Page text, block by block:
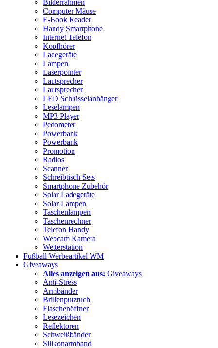
Bilderrahmen
Computer Mäuse
E-Book Reader
Handy Smartphone
Internet Telefon
Kopfhörer
Ladegeräte
Lampen
Laserpointer
Lautsprecher
Lautsprecher
LED Schlüsselanhänger
Leselampen
MP3 Player
Pedometer
Powerbank
Powerbank
Promotion
Radios
Scanner
Schreibtisch Sets
Smartphone Zubehör
Solar Ladegeräte
Solar Lampen
Taschenlampen
Taschenrechner
Telefon Handy
Webcam Kamera
Wetterstation
Fußball Werbeartikel WM
Giveaways
Alles anzeigen aus: Giveaways
Anti-Stress
Armbänder
Brillenputztuch
Flaschenöffner
Lesezeichen
Reflektoren
Schweißbänder
Silikonarmband